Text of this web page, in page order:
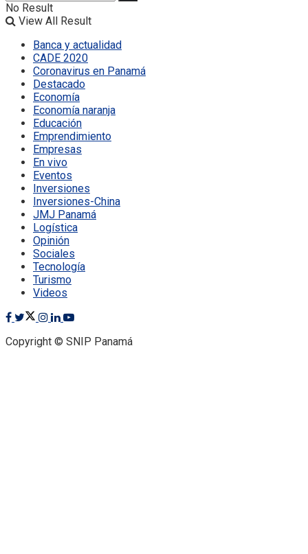
No Result
View All Result
Banca y actualidad
CADE 2020
Coronavirus en Panamá
Destacado
Economía
Economía naranja
Educación
Emprendimiento
Empresas
En vivo
Eventos
Inversiones
Inversiones-China
JMJ Panamá
Logística
Opinión
Sociales
Tecnología
Turismo
Videos
Copyright © SNIP Panamá